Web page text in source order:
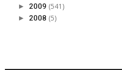
► 2009 (541)
► 2008 (5)